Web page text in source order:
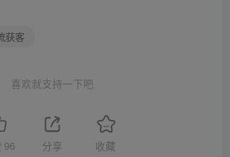
获客
喜欢就支持一下吧
96 分享 收藏